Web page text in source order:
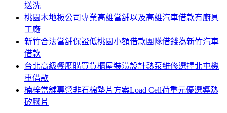
送洗
桃園木地板公司專業高雄當舖以及高雄汽車借款有廚具
工廠
新竹合法當舖保證低桃園小額借款團隊借錢為新竹汽車
借款
台北高級餐廳購買貨櫃屋裝潢設計熱泵維修選擇北屯機
車借款
楠梓當舖專營非石棉墊片方案Load Cell荷重元優選導熱
矽膠片